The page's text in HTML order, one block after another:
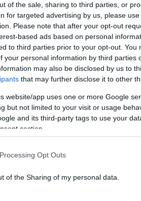
of the sale, sharing to third parties, or
for targeted advertising by us, please
Please note that after your opt-out
based ads based on personal
to third parties prior to your opt-out. You
your personal information by third parties
may also be disclosed by us to
that may further disclose it to other
website/app uses one or more Google
but not limited to your visit or usage
and its third-party tags to use your
section.
Opt Outs
of the Sharing of my personal data.